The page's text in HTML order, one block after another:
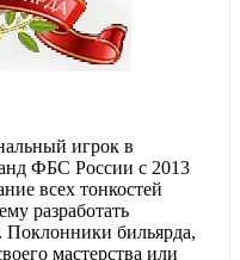
игрок в
ФБС России с 2013
всех тонкостей
разработать
Поклонники бильярда,
мастерства или